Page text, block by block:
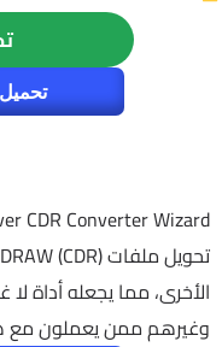
الأخرى، مما يجعله أداة
وغيرهم ممن يعملون مع